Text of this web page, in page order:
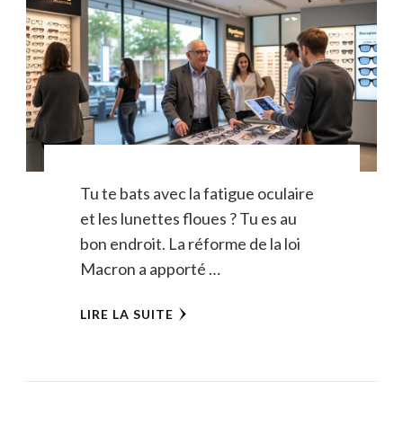
Tu te bats avec la fatigue oculaire
et les lunettes floues ? Tu es au
bon endroit. La réforme de la loi
Macron a apporté …
LIRE LA SUITE